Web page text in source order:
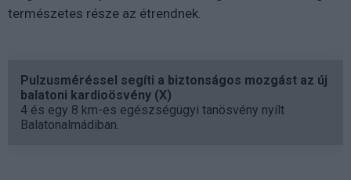
természetes része az étrendnek.
Pulzusméréssel segíti a biztonságos mozgást az új
balatoni kardioösvény (X)
4 és egy 8 km-es egészségügyi tanösvény nyílt
Balatonalmádiban.